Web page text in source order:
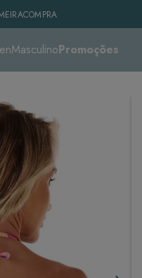
MasculinoPromoções